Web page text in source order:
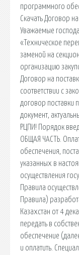
программного
Скачать Договор
Уважаемые
«Техническое
заменой на
организацию
Договор на
соответствии с
договор поставки
документ,
РЦПИ! Порядок
ОБЩАЯ ЧАСТЬ.
обеспечения,
указанных в
осуществления
Правила
Правила)
Казахстан от 4
передать в
обеспечение
и оплатить.